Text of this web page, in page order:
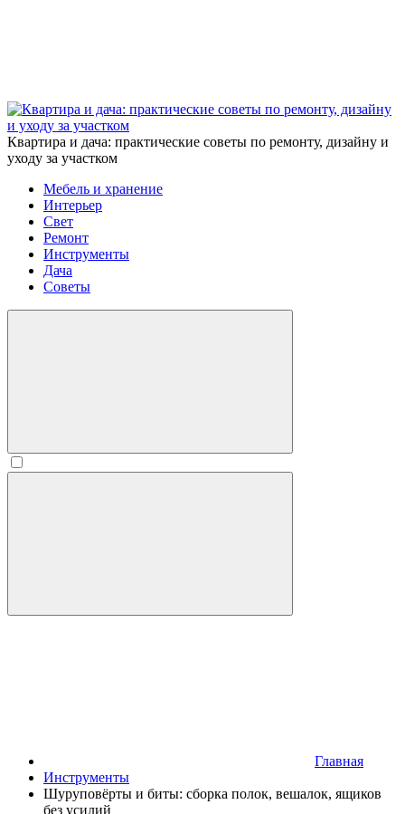
Квартира и дача: практические советы по ремонту, дизайну и
уходу за участком
Мебель и хранение
Интерьер
Свет
Ремонт
Инструменты
Дача
Советы
Главная
Инструменты
Шуруповёрты и биты: сборка полок, вешалок, ящиков
без усилий